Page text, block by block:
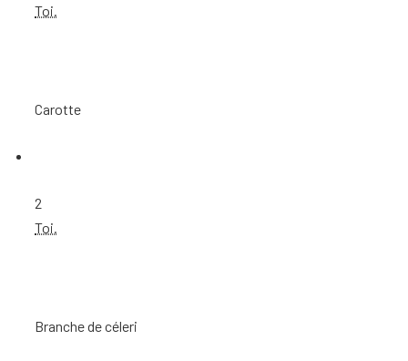
Toi.
Carotte
2
Toi.
Branche de céleri